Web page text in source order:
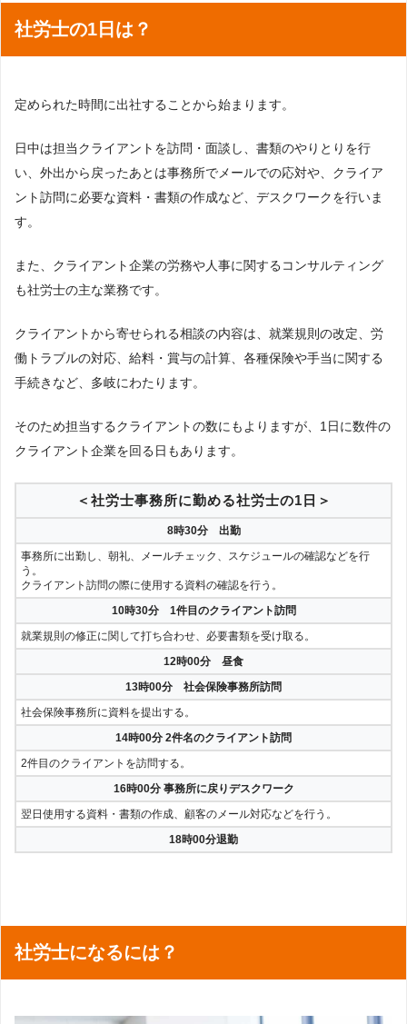
社労士の1日は？
定められた時間に出社することから始まります。
日中は担当クライアントを訪問・面談し、書類のやりとりを行
い、外出から戻ったあとは事務所でメールでの応対や、クライア
ント訪問に必要な資料・書類の作成など、デスクワークを行いま
す。
また、クライアント企業の労務や人事に関するコンサルティング
も社労士の主な業務です。
クライアントから寄せられる相談の内容は、就業規則の改定、労
働トラブルの対応、給料・賞与の計算、各種保険や手当に関する
手続きなど、多岐にわたります。
そのため担当するクライアントの数にもよりますが、1日に数件の
クライアント企業を回る日もあります。
＜社労士事務所に勤める社労士の1日＞
8時30分 出勤
事務所に出勤し、朝礼、メールチェック、スケジュールの確認などを行
う。
クライアント訪問の際に使用する資料の確認を行う。
10時30分 1件目のクライアント訪問
就業規則の修正に関して打ち合わせ、必要書類を受け取る。
12時00分 昼食
13時00分 社会保険事務所訪問
社会保険事務所に資料を提出する。
14時00分 2件名のクライアント訪問
2件目のクライアントを訪問する。
16時00分 事務所に戻りデスクワーク
翌日使用する資料・書類の作成、顧客のメール対応などを行う。
18時00分退勤
社労士になるには？